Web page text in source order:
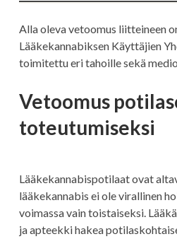
Alla oleva vetoomus liitteineen
Lääkekannabiksen Käyttäjien
toimitettu eri tahoille sekä
Vetoomus
toteutumiseksi
Lääkekannabispotilaat ovat
lääkekannabis ei ole virallinen
voimassa vain toistaiseksi.
ja apteekki hakea